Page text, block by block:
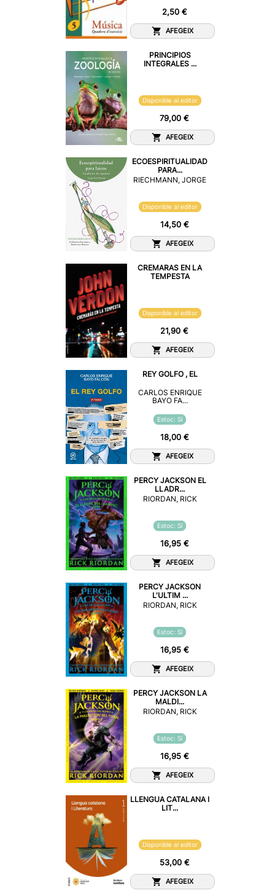
2,50 €
AFEGEIX
PRINCIPIOS
INTEGRALES ...
Disponible al editor
79,00 €
AFEGEIX
ECOESPIRITUALIDAD
PARA...
RIECHMANN, JORGE
Disponible al editor
14,50 €
AFEGEIX
CREMARAS EN LA
TEMPESTA
Disponible al editor
21,90 €
AFEGEIX
REY GOLFO , EL
CARLOS ENRIQUE
BAYO FA...
Estoc: Sí
18,00 €
AFEGEIX
PERCY JACKSON EL
LLADR...
RIORDAN, RICK
Estoc: Sí
16,95 €
AFEGEIX
PERCY JACKSON
L'ULTIM ...
RIORDAN, RICK
Estoc: Sí
16,95 €
AFEGEIX
PERCY JACKSON LA
MALDI...
RIORDAN, RICK
Estoc: Sí
16,95 €
AFEGEIX
LLENGUA CATALANA I
LIT...
Disponible al editor
53,00 €
AFEGEIX